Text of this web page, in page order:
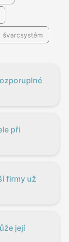
švarcsystém
při
firmy už
její